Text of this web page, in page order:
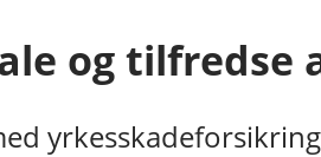
og tilfredse